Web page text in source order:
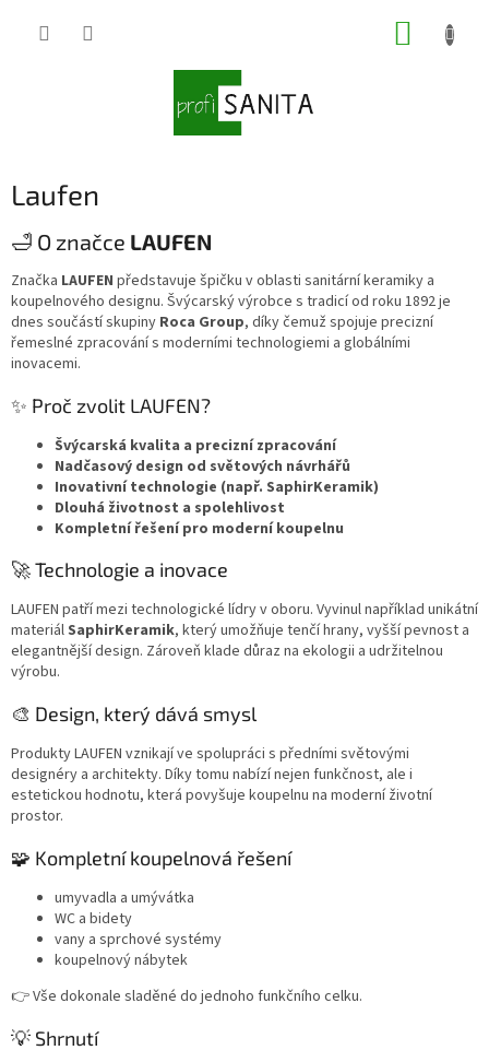
Laufen
🛁 O značce LAUFEN
Značka LAUFEN představuje špičku v oblasti sanitární keramiky a
koupelnového designu. Švýcarský výrobce s tradicí od roku 1892 je
dnes součástí skupiny Roca Group, díky čemuž spojuje precizní
řemeslné zpracování s moderními technologiemi a globálními
inovacemi.
✨ Proč zvolit LAUFEN?
Švýcarská kvalita a precizní zpracování
Nadčasový design od světových návrhářů
Inovativní technologie (např. SaphirKeramik)
Dlouhá životnost a spolehlivost
Kompletní řešení pro moderní koupelnu
🚀 Technologie a inovace
LAUFEN patří mezi technologické lídry v oboru. Vyvinul například unikátní
materiálSaphirKeramik, který umožňuje tenčí hrany, vyšší pevnost a
elegantnější design. Zároveň klade důraz na ekologii a udržitelnou
výrobu.
🎨 Design, který dává smysl
Produkty LAUFEN vznikají ve spolupráci s předními světovými
designéry a architekty. Díky tomu nabízí nejen funkčnost, ale i
estetickou hodnotu, která povyšuje koupelnu na moderní životní
prostor.
🧩 Kompletní koupelnová řešení
umyvadla a umývátka
WC a bidety
vany a sprchové systémy
koupelnový nábytek
👉 Vše dokonale sladěné do jednoho funkčního celku.
💡 Shrnutí